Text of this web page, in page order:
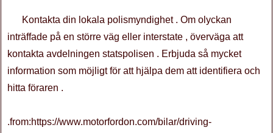
Kontakta din lokala polismyndighet . Om olyckan
inträffade på en större väg eller interstate , överväga att
kontakta avdelningen statspolisen . Erbjuda så mycket
information som möjligt för att hjälpa dem att identifiera och
hitta föraren .
.from:https://www.motorfordon.com/bilar/driving-